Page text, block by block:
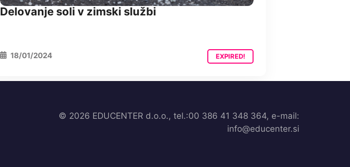
Delovanje soli v zimski službi
18/01/2024 EXPIRED!
© 2026 EDUCENTER d.o.o., tel.:00 386 41 348 364, e-mail:
info@educenter.si